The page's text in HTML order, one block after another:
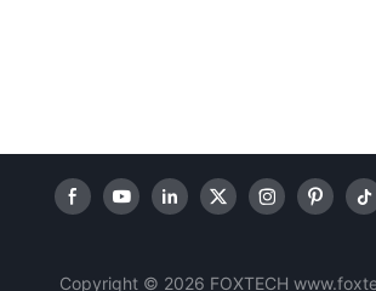
Copyright © 2026 FOXTECH